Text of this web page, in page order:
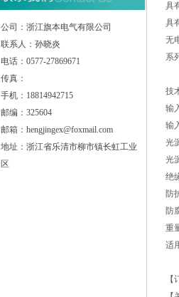
公司：浙江旗本电气有限公司
联系人：孙晓炎
电话：0577-27869671
传真：
手机：18814942715
邮编：325604
邮箱：hengjingex@foxmail.com
地址：浙江省乐清市柳市镇长虹工业
区
具
具
无
系
技
输
输
光
光
绝
防
防
重
适